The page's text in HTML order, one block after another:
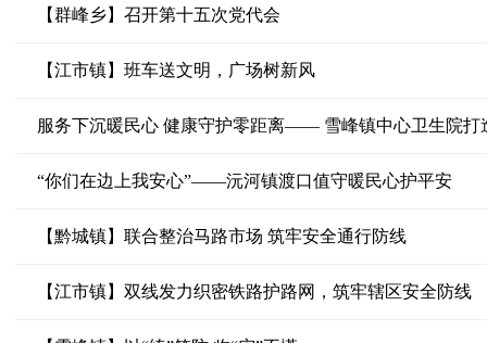
【群峰乡】召开第十五次党代会
【江市镇】班车送文明，广场树新风
服务下沉暖民心 健康守护零距离—— 雪峰镇中心卫生院打
“你们在边上我安心”——沅河镇渡口值守暖民心护平安
【黔城镇】联合整治马路市场 筑牢安全通行防线
【江市镇】双线发力织密铁路护路网，筑牢辖区安全防线